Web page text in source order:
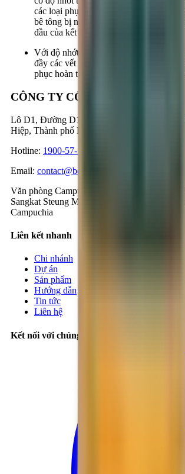
các loại phụ gia chuyên dụng, dùng để
bê tông bị nứt, xé, nhằm khôi phục khả
đầu của kết cấu.
Với độ nhớt thấp, vật liệu dễ dàng thẩm
đầy các vết nứt nhỏ, tạo liên kết vững
phục hoàn toàn khả năng chịu tải ban
CÔNG TY CỔ PHẦN BESTMIX
Lô D1, Đường D1 & N3, KCN Nam Tân
Hiệp, Thành phố Hồ Chí Minh, Việt Nam
Hotline: 1900-57-1234
Email: contact@bestmix.vn
Văn phòng Campuchia
Số 1K, Đường 371,
Sangkat Steung Mean Chey 3, Khan Mean
Campuchia
Liên kết nhanh
Chi nhánh
Dự án
Sản phẩm
Hướng dẫn
Tin tức
Liên hệ
Kết nối với chúng tôi